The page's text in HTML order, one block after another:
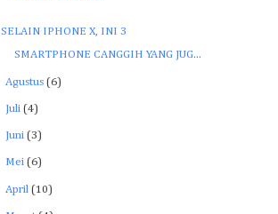
SELAIN IPHONE X, INI 3
SMARTPHONE CANGGIH YANG JUG...
Agustus (6)
Juli (4)
Juni (3)
Mei (6)
April (10)